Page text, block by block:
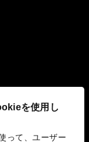
を使用し
って、ユーザー